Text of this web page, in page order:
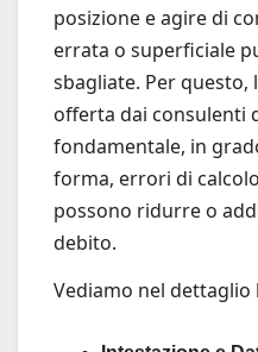
posizione e agire di
errata o superficiale
sbagliate. Per questo,
offerta dai consulenti
fondamentale, in
forma, errori di
possono ridurre o
debito.
Vediamo nel dettaglio